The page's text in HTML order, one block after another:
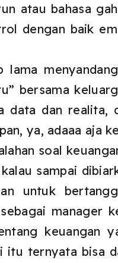
atau bahasa
dengan baik
lama
bersama
data dan realita,
ya, adaaa aja
soal
sampai
untuk
manager
keuangan
itu ternyata bisa